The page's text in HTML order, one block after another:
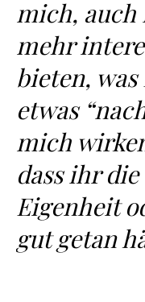
mich, auch
mehr
bieten,
etwas
mich
dass ihr
Eigenheit
gut getan